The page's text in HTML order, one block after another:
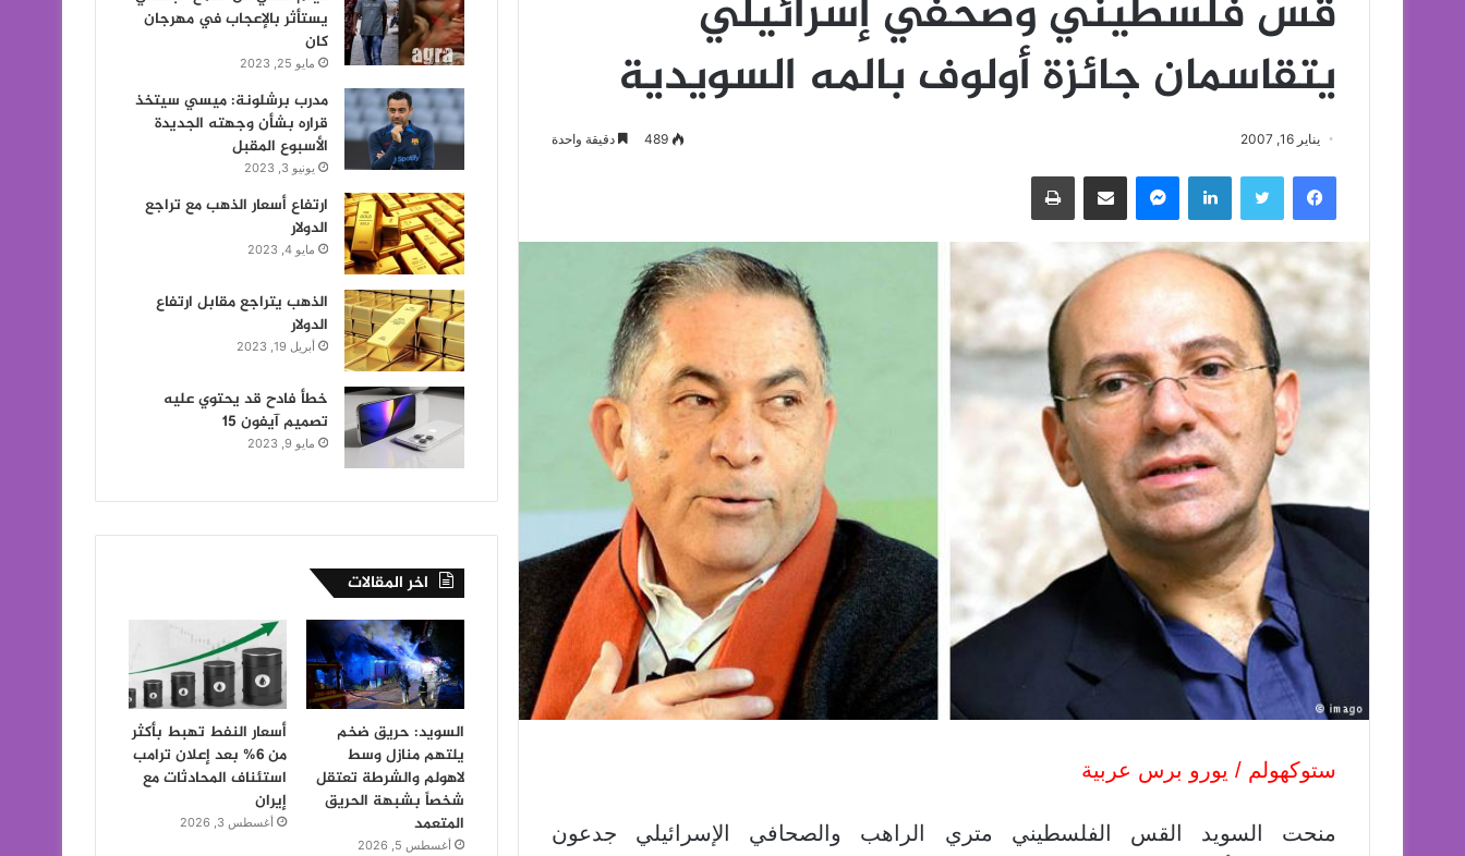
قس فلسطيني وصحفي إسرائيلي
يتقاسمان جائزة أولوف بالمه السويدية
يناير 16, 2007 489 دقيقة واحدة
فيسبوك تويتر لينكدإن ماسنجر مشاركة عبر البريد طباعة
ستوكهولم / يورو برس عربية
منحت السويد القس الفلسطيني متري الراهب والصحافي الإسرائيلي جدعون
يستأثر بالإعجاب في مهرجان
كان
مايو 25, 2023
مدرب برشلونة: ميسي سيتخذ
قراره بشأن وجهته الجديدة
الأسبوع المقبل
يونيو 3, 2023
ارتفاع أسعار الذهب مع تراجع
الدولار
مايو 4, 2023
الذهب يتراجع مقابل ارتفاع
الدولار
أبريل 19, 2023
خطأ فادح قد يحتوي عليه
تصميم آيفون 15
مايو 9, 2023
اخر المقالات
السويد: حريق ضخم
يلتهم منازل وسط
لاهولم والشرطة تعتقل
شخصاً بشبهة الحريق
المتعمد
أغسطس 5, 2026
أسعار النفط تهبط بأكثر
من 6% بعد إعلان ترامب
استئناف المحادثات مع
إيران
أغسطس 3, 2026